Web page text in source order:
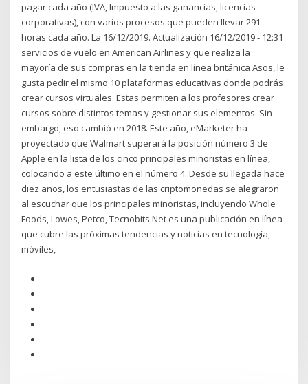
pagar cada año (IVA, Impuesto a las ganancias, licencias
corporativas), con varios procesos que pueden llevar 291
horas cada año. La 16/12/2019. Actualización 16/12/2019 - 12:31
servicios de vuelo en American Airlines y que realiza la
mayoría de sus compras en la tienda en línea británica Asos, le
gusta pedir el mismo 10 plataformas educativas donde podrás
crear cursos virtuales. Estas permiten a los profesores crear
cursos sobre distintos temas y gestionar sus elementos. Sin
embargo, eso cambió en 2018. Este año, eMarketer ha
proyectado que Walmart superará la posición número 3 de
Apple en la lista de los cinco principales minoristas en línea,
colocando a este último en el número 4. Desde su llegada hace
diez años, los entusiastas de las criptomonedas se alegraron
al escuchar que los principales minoristas, incluyendo Whole
Foods, Lowes, Petco, Tecnobits.Net es una publicación en línea
que cubre las próximas tendencias y noticias en tecnología,
móviles,